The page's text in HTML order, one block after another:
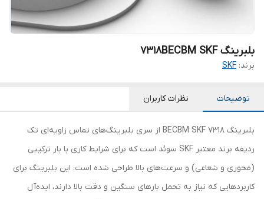
بلبرینگ 7318BECBM SKF
برند: SKF
توضیحات نظرات کاربران
بلبرینگ 7318 BECBM SKF از سری بلبرینگ‌های تماس زاویه‌ای تک
ردیفه برند معتبر SKF سوئد است که برای شرایط کاری با بار ترکیبی
(محوری و شعاعی) و سرعت‌های بالا طراحی شده است. این بلبرینگ برای
کاربردهایی که نیاز به تحمل بارهای سنگین و دقت بالا دارند، ایده‌آل